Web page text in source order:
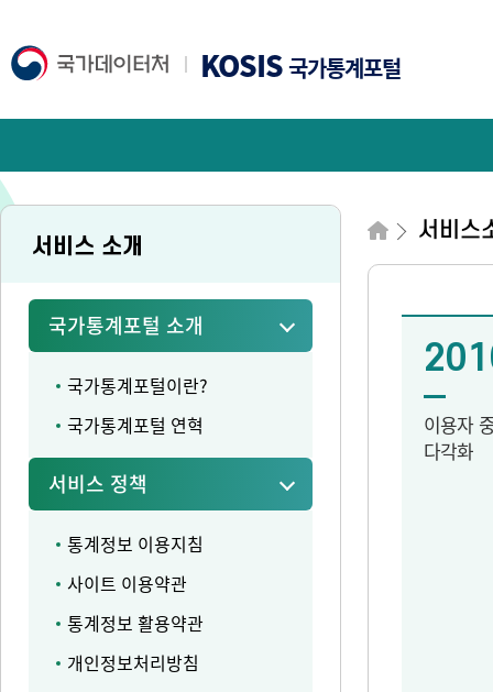
KOSIS국가통계포털
서비스 소개
국가통계포털 소개
국가통계포털이란?
국가통계포털 연혁
서비스 정책
통계정보 이용지침
사이트 이용약관
통계정보 활용약관
개인정보처리방침
서비스
이용자
다각화